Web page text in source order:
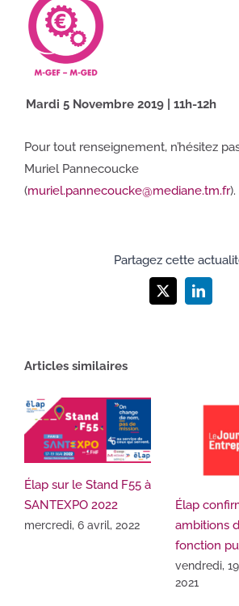
Mardi 5 Novembre 2019 | 11h-12h
Pour tout renseignement, n’hésitez
Muriel Pannecoucke
(muriel.pannecoucke@mediane.tm.fr).
Partagez cette
X LinkedIn
Articles similaires
Élap sur le Stand F55 à
SANTEXPO 2022
mercredi, 6 avril, 2022
Élap
ambitions
fonction
vendredi,
2021